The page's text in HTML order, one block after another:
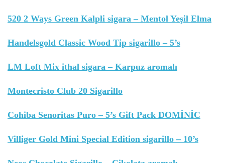
520 2 Ways Green Kalpli sigara – Mentol Yeşil Elma
Handelsgold Classic Wood Tip sigarillo – 5’s
LM Loft Mix ithal sigara – Karpuz aromalı
Montecristo Club 20 Sigarillo
Cohiba Senoritas Puro – 5’s Gift Pack DOMİNİC
Villiger Gold Mini Special Edition sigarillo – 10’s